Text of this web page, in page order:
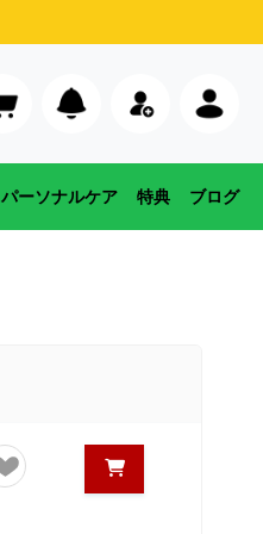
パーソナルケア 特典 ブログ